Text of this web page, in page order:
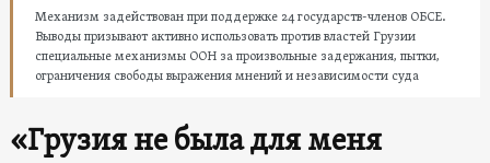
Механизм задействован при поддержке 24 государств-членов ОБСЕ.
Выводы призывают активно использовать против властей Грузии
специальные механизмы ООН за произвольные задержания, пытки,
ограничения свободы выражения мнений и независимости суда
«Грузия не была для меня